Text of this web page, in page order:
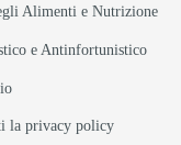
Alimenti e Nutrizione
e Antinfortunistico
la privacy policy